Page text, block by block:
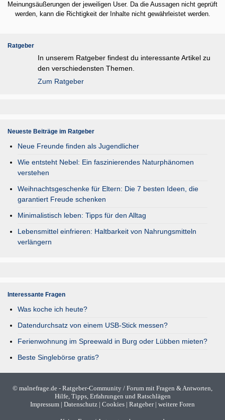
Meinungsäußerungen der jeweiligen User. Da die Aussagen nicht geprüft
werden, kann die Richtigkeit der Inhalte nicht gewährleistet werden.
Ratgeber
In unserem Ratgeber findest du interessante Artikel zu
den verschiedensten Themen.
Zum Ratgeber
Neueste Beiträge im Ratgeber
Neue Freunde finden als Jugendlicher
Wie entsteht Nebel: Ein faszinierendes Naturphänomen
verstehen
Weihnachtsgeschenke für Eltern: Die 7 besten Ideen, die
garantiert Freude schenken
Minimalistisch leben: Tipps für den Alltag
Lebensmittel einfrieren: Haltbarkeit von Nahrungsmitteln
verlängern
Interessante Fragen
Was koche ich heute?
Datendurchsatz von einem USB-Stick messen?
Ferienwohnung im Spreewald in Burg oder Lübben mieten?
Beste Singlebörse gratis?
© malnefrage.de - Ratgeber-Community / Forum mit Fragen & Antworten,
Hilfe, Tipps, Erfahrungen und Ratschlägen
Impressum | Datenschutz | Cookies | Ratgeber| weitere Foren